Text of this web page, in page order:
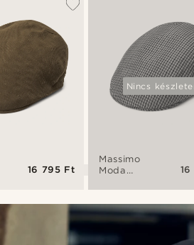
16 795 Ft
Nincs
Massimo
Moda
tengerészkék
kockás